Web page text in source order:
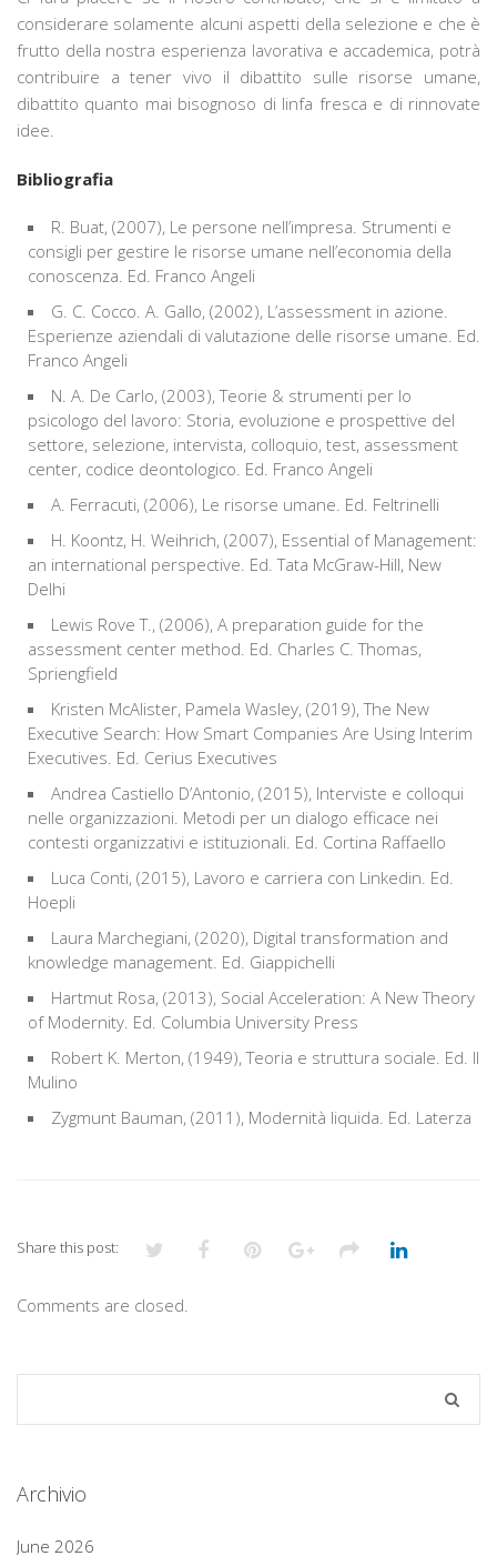
considerare solamente alcuni aspetti della selezione e che è
frutto della nostra esperienza lavorativa e accademica, potrà
contribuire a tener vivo il dibattito sulle risorse umane,
dibattito quanto mai bisognoso di linfa fresca e di rinnovate
idee.
Bibliografia
R. Buat, (2007), Le persone nell’impresa. Strumenti e
consigli per gestire le risorse umane nell’economia della
conoscenza. Ed. Franco Angeli
G. C. Cocco. A. Gallo, (2002), L’assessment in azione.
Esperienze aziendali di valutazione delle risorse umane. Ed.
Franco Angeli
N. A. De Carlo, (2003), Teorie & strumenti per lo
psicologo del lavoro: Storia, evoluzione e prospettive del
settore, selezione, intervista, colloquio, test, assessment
center, codice deontologico. Ed. Franco Angeli
A. Ferracuti, (2006), Le risorse umane. Ed. Feltrinelli
H. Koontz, H. Weihrich, (2007), Essential of Management:
an international perspective. Ed. Tata McGraw-Hill, New
Delhi
Lewis Rove T., (2006), A preparation guide for the
assessment center method. Ed. Charles C. Thomas,
Spriengfield
Kristen McAlister, Pamela Wasley, (2019), The New
Executive Search: How Smart Companies Are Using Interim
Executives. Ed. Cerius Executives
Andrea Castiello D’Antonio, (2015), Interviste e colloqui
nelle organizzazioni. Metodi per un dialogo efficace nei
contesti organizzativi e istituzionali. Ed. Cortina Raffaello
Luca Conti, (2015), Lavoro e carriera con Linkedin. Ed.
Hoepli
Laura Marchegiani, (2020), Digital transformation and
knowledge management. Ed. Giappichelli
Hartmut Rosa, (2013), Social Acceleration: A New Theory
of Modernity. Ed. Columbia University Press
Robert K. Merton, (1949), Teoria e struttura sociale. Ed. Il
Mulino
Zygmunt Bauman, (2011), Modernità liquida. Ed. Laterza
Share this post:
Comments are closed.
Archivio
June 2026